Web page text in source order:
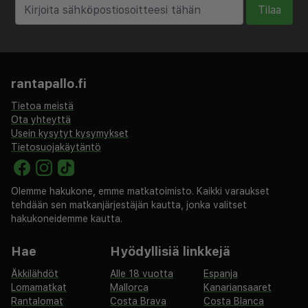
Kaupungin perimä vero: 0.33 EUR per henkilö per yö
Lentokenttäkuljetusmaksu: 40.89 EUR per ajoneuvo
(yhteen suuntaan, korkeintaan 4 henkilöä)
Kattamaton omatoiminen pysäköinti: 6.13 EUR per
päivä
Yllä oleva luettelo ei ehkä kata kaikkea. Maksut ja
takuumaksut eivät välttämättä sisällä veroja, ja ne
saattavat muuttua.
toukokuusta syyskuuhun.
Uima-allasta voi käyttää klo 9.00–18.30.
Vain sisäänkirjautuneet asiakkaat saavat oleskella
huoneissa.
Tilaa
rantapallo.fi
Tietoa meistä
Ota yhteyttä
Usein kysytyt kysymykset
Tietosuojakäytäntö
Olemme hakukone, emme matkatoimisto. Kaikki varaukset
tehdään sen matkanjärjestäjän kautta, jonka valitset
hakukoneidemme kautta.
Hae
Äkkilähdöt
Lomamatkat
Rantalomat
Hyödyllisiä linkkejä
Alle 18 vuotta
Espanja
Mallorca
Kanariansaaret
Costa Brava
Costa Blanca